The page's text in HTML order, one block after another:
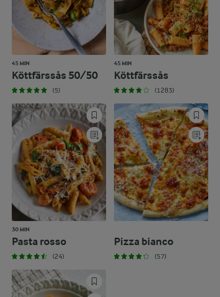
45 MIN
Köttfärssås 50/50
(5)
45 MIN
Köttfärssås
(1283)
30 MIN
Pasta rosso
(24)
Pizza bianco
(57)